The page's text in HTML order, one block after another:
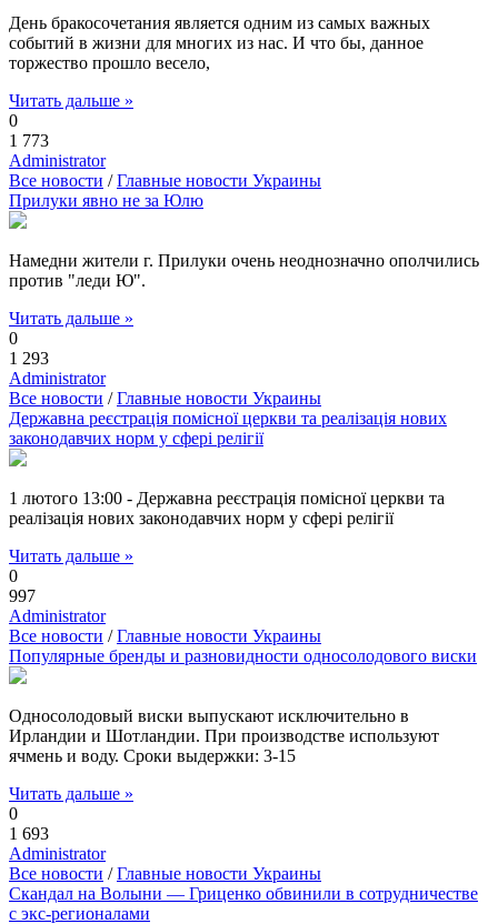
День бракосочетания является одним из самых важных
событий в жизни для многих из нас. И что бы, данное
торжество прошло весело,
Читать дальше »
0
1 773
Administrator
Все новости /Главные новости Украины
Прилуки явно не за Юлю
Намедни жители г. Прилуки очень неоднозначно ополчились
против "леди Ю".
Читать дальше »
0
1 293
Administrator
Все новости /Главные новости Украины
Державна реєстрація помісної церкви та реалізація нових
законодавчих норм у сфері релігії
1 лютого 13:00 - Державна реєстрація помісної церкви та
реалізація нових законодавчих норм у сфері релігії
Читать дальше »
0
997
Administrator
Все новости /Главные новости Украины
Популярные бренды и разновидности односолодового виски
Односолодовый виски выпускают исключительно в
Ирландии и Шотландии. При производстве используют
ячмень и воду. Сроки выдержки: 3-15
Читать дальше »
0
1 693
Administrator
Все новости /Главные новости Украины
Скандал на Волыни — Гриценко обвинили в сотрудничестве
с экс-регионалами